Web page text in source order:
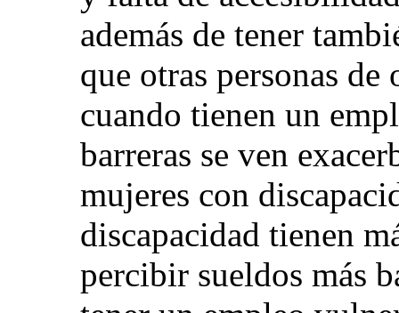
además de tener
que otras personas
cuando tienen un
barreras se ven
mujeres con
discapacidad tienen
percibir sueldos más